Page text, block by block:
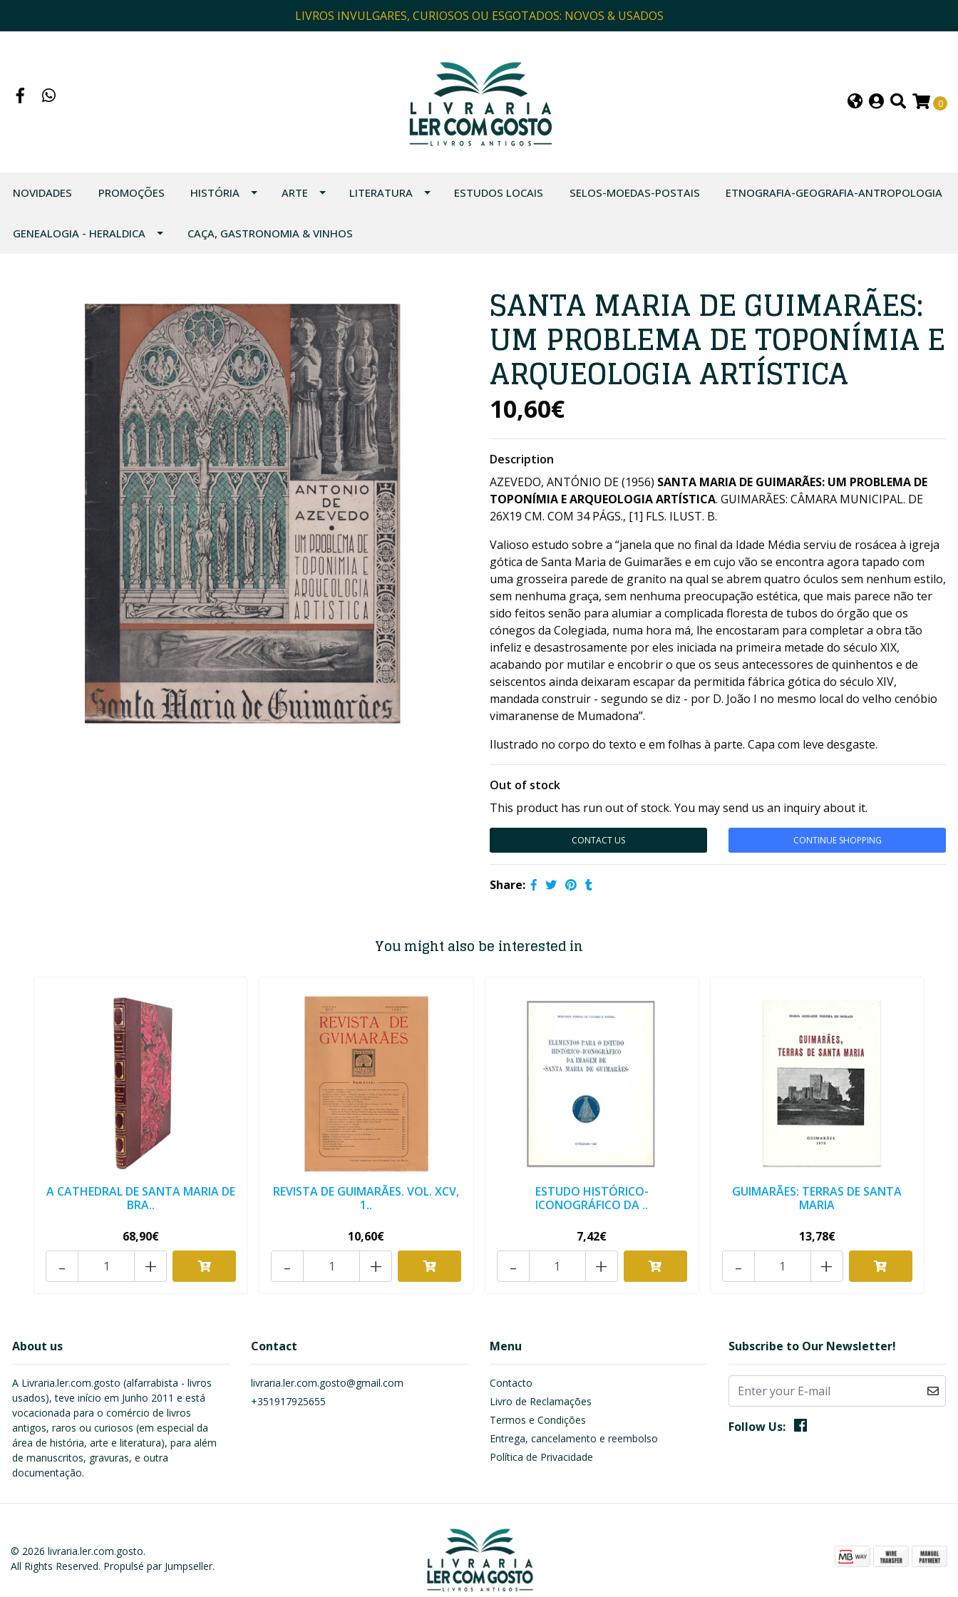
LIVROS INVULGARES, CURIOSOS OU ESGOTADOS: NOVOS & USADOS
0
NOVIDADES PROMOÇÕES HISTÓRIA ARTE LITERATURA ESTUDOS LOCAIS SELOS-MOEDAS-POSTAIS ETNOGRAFIA-GEOGRAFIA-ANTROPOLOGIA
GENEALOGIA - HERALDICA CAÇA, GASTRONOMIA & VINHOS
SANTA MARIA DE GUIMARÃES:
UM PROBLEMA DE TOPONÍMIA E
ARQUEOLOGIA ARTÍSTICA
10,60€
Description
AZEVEDO, ANTÓNIO DE (1956) SANTA MARIA DE GUIMARÃES: UM PROBLEMA DE
TOPONÍMIA E ARQUEOLOGIA ARTÍSTICA. GUIMARÃES: CÂMARA MUNICIPAL. DE
26X19 CM. COM 34 PÁGS., [1] FLS. ILUST. B.
Valioso estudo sobre a “janela que no final da Idade Média serviu de rosácea à igreja
gótica de Santa Maria de Guimarães e em cujo vão se encontra agora tapado com
uma grosseira parede de granito na qual se abrem quatro óculos sem nenhum estilo,
sem nenhuma graça, sem nenhuma preocupação estética, que mais parece não ter
sido feitos senão para alumiar a complicada floresta de tubos do órgão que os
cónegos da Colegiada, numa hora má, lhe encostaram para completar a obra tão
infeliz e desastrosamente por eles iniciada na primeira metade do século XIX,
acabando por mutilar e encobrir o que os seus antecessores de quinhentos e de
seiscentos ainda deixaram escapar da permitida fábrica gótica do século XIV,
mandada construir - segundo se diz - por D. João I no mesmo local do velho cenóbio
vimaranense de Mumadona”.
Ilustrado no corpo do texto e em folhas à parte. Capa com leve desgaste.
Out of stock
This product has run out of stock. You may send us an inquiry about it.
CONTACT US CONTINUE SHOPPING
Share:
You might also be interested in
A CATHEDRAL DE SANTA MARIA DE
BRA..
68,90€
+
-
REVISTA DE GUIMARÃES. VOL. XCV,
1..
10,60€
+
-
ESTUDO HISTÓRICO-
ICONOGRÁFICO DA ..
7,42€
+
-
GUIMARÃES: TERRAS DE SANTA
MARIA
13,78€
+
-
About us
A Livraria.ler.com.gosto (alfarrabista - livros
usados), teve início em Junho 2011 e está
vocacionada para o comércio de livros
antigos, raros ou curiosos (em especial da
área de história, arte e literatura), para além
de manuscritos, gravuras, e outra
documentação.
Contact
livraria.ler.com.gosto@gmail.com
+351917925655
Menu
Contacto
Livro de Reclamações
Termos e Condições
Entrega, cancelamento e reembolso
Política de Privacidade
Subscribe to Our Newsletter!
Follow Us:
© 2026 livraria.ler.com.gosto.
All Rights Reserved. Propulsé par Jumpseller.